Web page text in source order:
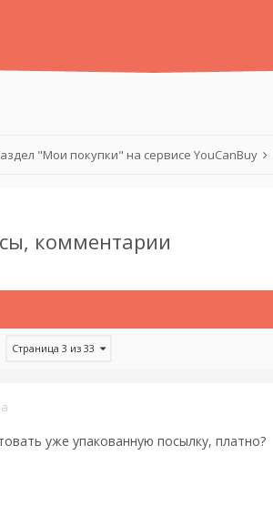
"Мои покупки" на сервисе YouCanBuy
комментарии
Страница 3 из 33
уже упакованную посылку, платно?